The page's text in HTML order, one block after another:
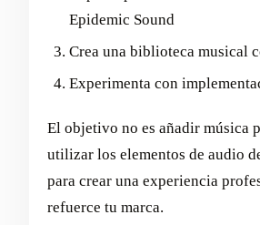
Epidemic Sound
Crea una biblioteca musical
Experimenta con
El objetivo no es añadir música
utilizar los elementos de audio
para crear una experiencia
refuerce tu marca.